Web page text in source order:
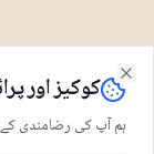
کوکیز اور
ہم آپ کی رضامندی کے
Close